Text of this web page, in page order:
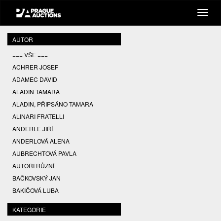
AUTOR
=== VŠE ===
ACHRER JOSEF
ADAMEC DAVID
ALADIN TAMARA
ALADIN, PŘIPSÁNO TAMARA
ALINARI FRATELLI
ANDERLE JIŘÍ
ANDERLOVÁ ALENA
AUBRECHTOVÁ PAVLA
AUTOŘI RŮZNÍ
BAČKOVSKÝ JAN
BAKIČOVÁ LUBA
BALCAR JIŘÍ
BALCAR KAREL
KATEGORIE